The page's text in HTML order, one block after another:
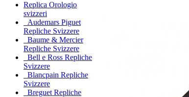
Replica Orologio
svizzeri
Audemars Piguet
Repliche Svizzere
Baume & Mercier
Repliche Svizzere
Bell e Ross Repliche
Svizzere
Blancpain Repliche
Svizzere
Breguet Repliche